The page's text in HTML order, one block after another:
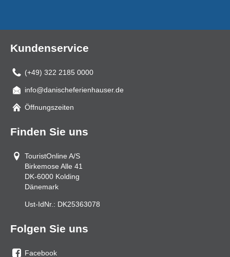
Kundenservice
(+49) 322 2185 0000
Mail
info@danischeferienhauser.de
Öffnungszeiten
Finden Sie uns
TouristOnline A/S
Birkemose Alle 41
DK-6000 Kolding
Dänemark
Ust-IdNr.: DK25363078
Folgen Sie uns
Facebook